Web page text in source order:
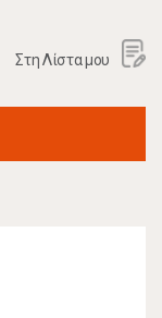
Στη Λίστα μου